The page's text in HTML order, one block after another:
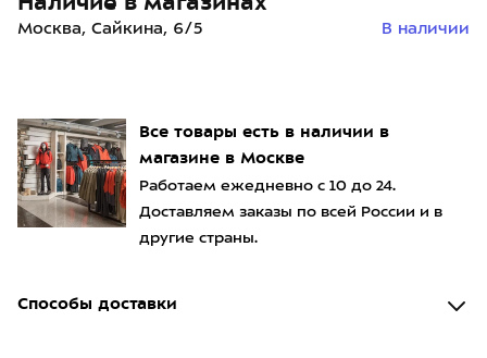
Все товары есть в наличии в
магазине в Москве
Работаем ежедневно с 10 до 24.
Доставляем заказы по всей России и в
другие страны.
Способы доставки
Москва, Сайкина, 6/5 В наличии